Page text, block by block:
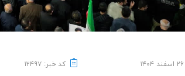
کد خبر: ۱۲۴۹۷